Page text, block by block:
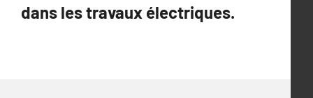
dans les travaux électriques.